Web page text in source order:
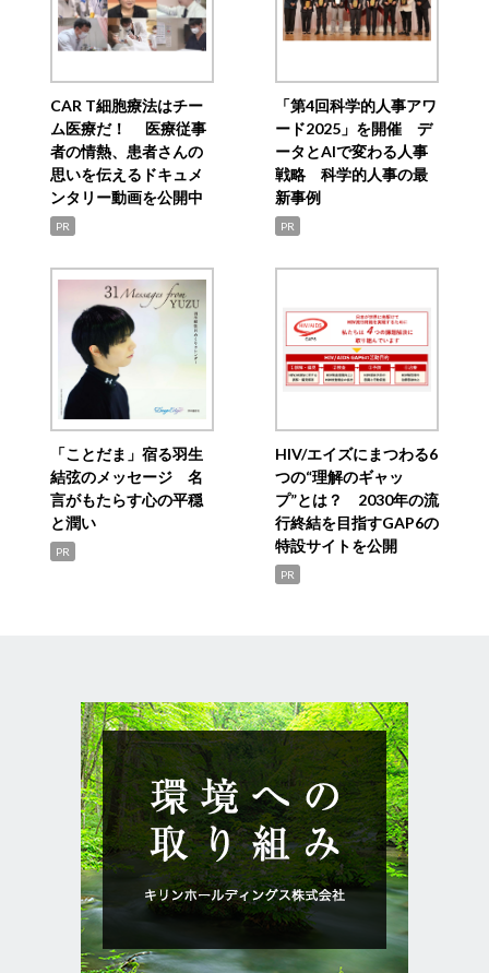
CAR T細胞療法はチー
ム医療だ！ 医療従事
者の情熱、患者さんの
思いを伝えるドキュメ
ンタリー動画を公開中
PR
「第4回科学的人事アワ
ード2025」を開催 デ
ータとAIで変わる人事
戦略 科学的人事の最
新事例
PR
「ことだま」宿る羽生
結弦のメッセージ 名
言がもたらす心の平穏
と潤い
PR
HIV/エイズにまつわる6
つの“理解のギャッ
プ”とは？ 2030年の流
行終結を目指すGAP6の
特設サイトを公開
PR